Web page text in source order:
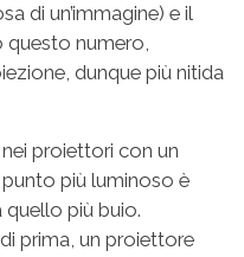
di un’immagine) e il
questo numero,
dunque più nitida
proiettori con un
più luminoso è
più buio.
prima, un proiettore